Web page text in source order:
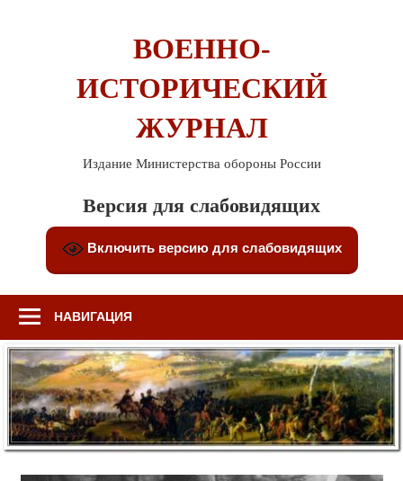
ВОЕННО-
ИСТОРИЧЕСКИЙ
ЖУРНАЛ
Издание Министерства обороны России
Версия для слабовидящих
Включить версию для слабовидящих
НАВИГАЦИЯ